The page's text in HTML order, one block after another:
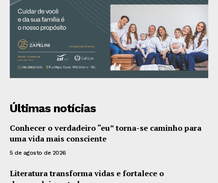
Últimas notícias
Conhecer o verdadeiro “eu” torna-se caminho para
uma vida mais consciente
5 de agosto de 2026
Literatura transforma vidas e fortalece o